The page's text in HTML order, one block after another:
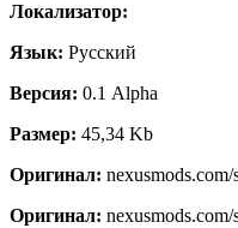
Локализатор:
Язык: Русский
Версия: 0.1 Alpha
Размер: 45,34 Kb
Оригинал:
Оригинал: